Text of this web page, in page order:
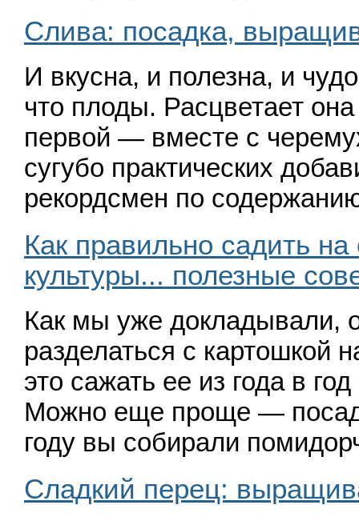
Слива: посадка,
И вкусна, и полезна, и
что плоды. Расцветает
первой — вместе с
сугубо практических
рекордсмен по
Как правильно садить
культуры... полезные
Как мы уже докладывали,
разделаться с картошкой
это сажать ее из года в
Можно еще проще —
году вы собирали
Сладкий перец: